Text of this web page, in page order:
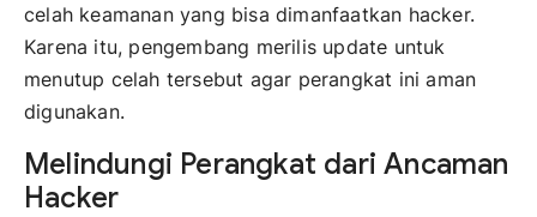
celah keamanan yang bisa dimanfaatkan hacker.
Karena itu, pengembang merilis update untuk
menutup celah tersebut agar perangkat ini aman
digunakan.
Melindungi Perangkat dari Ancaman
Hacker